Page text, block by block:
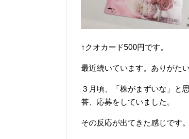
↑クオカード500円です。
最近続いています。ありがたい
３月頃、「株がまずいな」と
答、応募をしていました。
その反応が出てきた感じです。